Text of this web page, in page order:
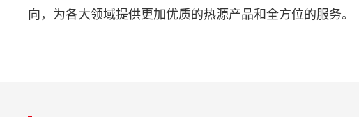
向，为各大领域提供更加优质的热源产品和全方位的服务。